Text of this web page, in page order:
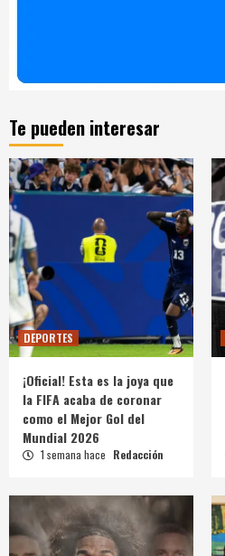
Te pueden interesar
DEPORTES
¡Oficial! Esta es la joya que
la FIFA acaba de coronar
como el Mejor Gol del
Mundial 2026
1 semana hace Redacción